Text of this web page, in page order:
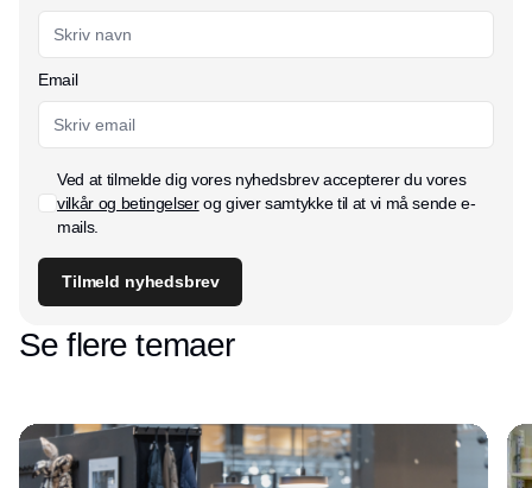
Email
Ved at tilmelde dig vores nyhedsbrev accepterer du vores
vilkår og betingelserog giver samtykke til at vi må sende e-
mails.
Tilmeld nyhedsbrev
Se flere temaer